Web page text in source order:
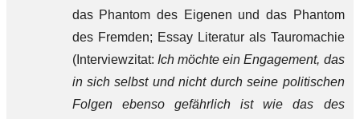
das Phantom des Eigenen und das Phantom
des Fremden; Essay Literatur als Tauromachie
(Interviewzitat: Ich möchte ein Engagement, das
in sich selbst und nicht durch seine politischen
Folgen ebenso gefährlich ist wie das des